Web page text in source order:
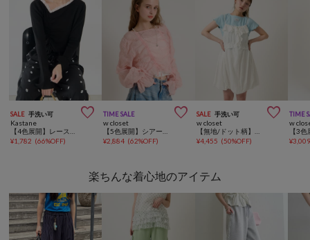
SALE 手洗い可 
Kastane
¥1,782 (66%OFF)
TIME SALE 
w closet
¥2,884 (62%OFF)
SALE 手洗い可 
w closet
¥4,455 (50%OFF)
TIME
w
¥
楽ちんな着心地のアイテム